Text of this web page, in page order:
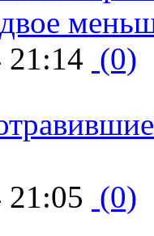
21:14 (0)
21:05 (0)